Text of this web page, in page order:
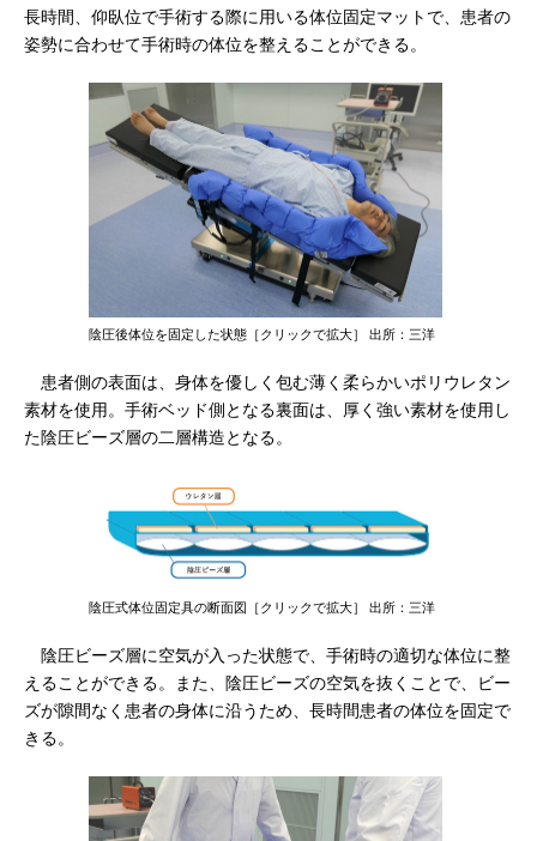
長時間、仰臥位で手術する際に用いる体位固定マットで、患者の
姿勢に合わせて手術時の体位を整えることができる。
陰圧後体位を固定した状態［クリックで拡大］ 出所：三洋
患者側の表面は、身体を優しく包む薄く柔らかいポリウレタン
素材を使用。手術ベッド側となる裏面は、厚く強い素材を使用し
た陰圧ビーズ層の二層構造となる。
陰圧式体位固定具の断面図［クリックで拡大］ 出所：三洋
陰圧ビーズ層に空気が入った状態で、手術時の適切な体位に整
えることができる。また、陰圧ビーズの空気を抜くことで、ビー
ズが隙間なく患者の身体に沿うため、長時間患者の体位を固定で
きる。